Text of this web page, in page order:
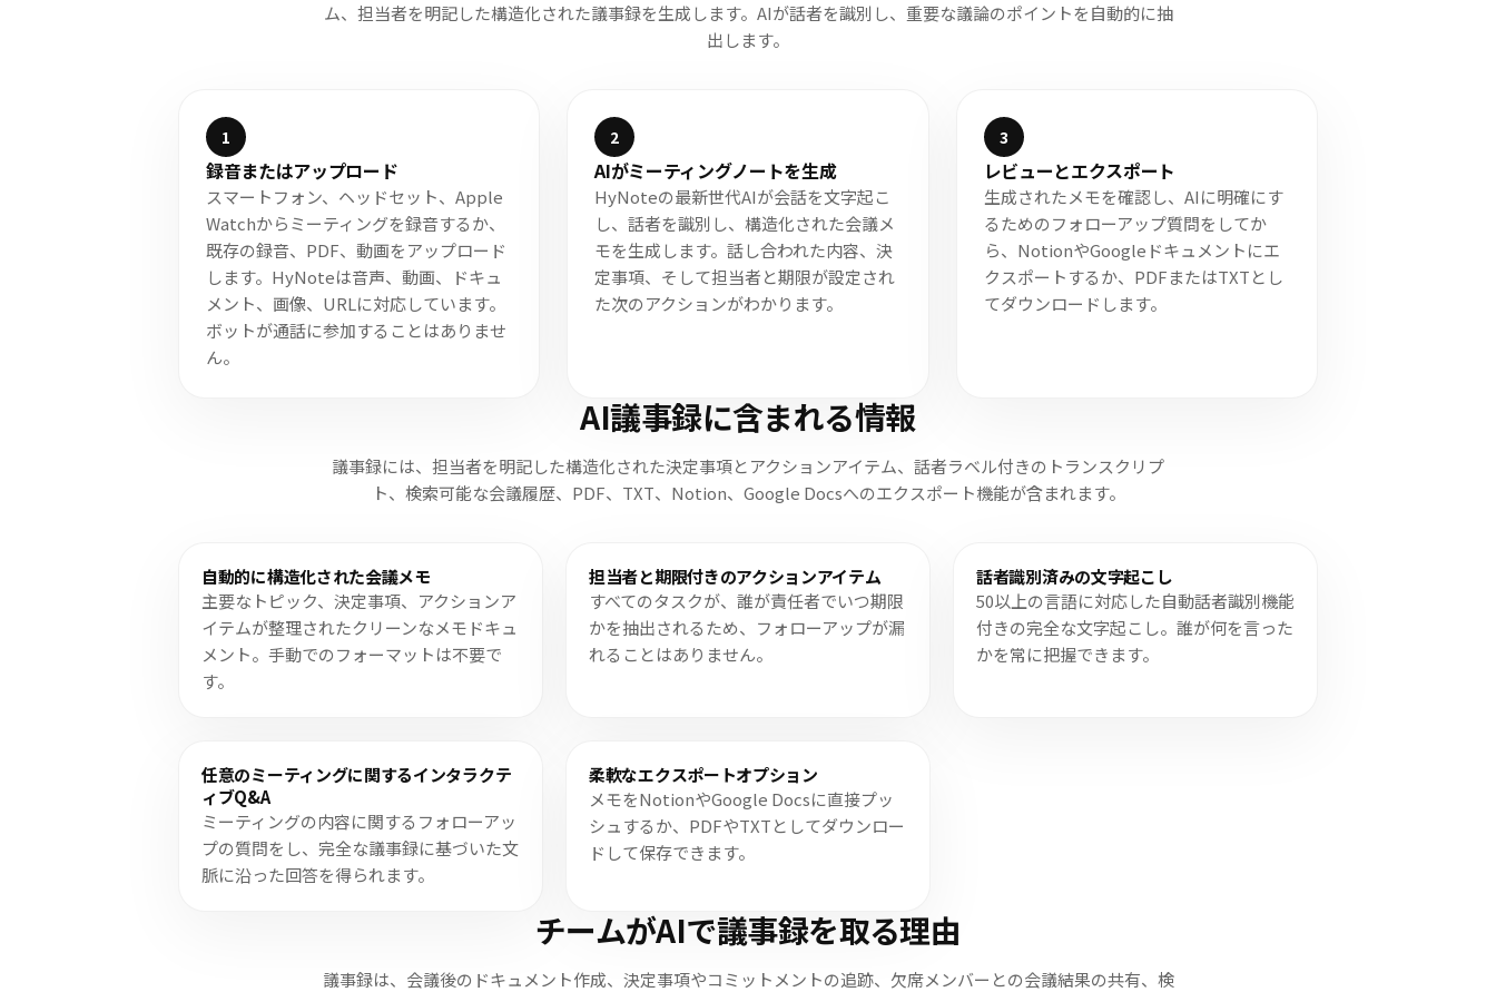
ム、担当者を明記した構造化された議事録を生成します。AIが話者を識別し、重要な議論のポイントを自動的に抽
出します。
1
録音またはアップロード
スマートフォン、ヘッドセット、Apple
Watchからミーティングを録音するか、
既存の録音、PDF、動画をアップロード
します。HyNoteは音声、動画、ドキュ
メント、画像、URLに対応しています。
ボットが通話に参加することはありませ
ん。
2
AIがミーティングノートを生成
HyNoteの最新世代AIが会話を文字起こ
し、話者を識別し、構造化された会議メ
モを生成します。話し合われた内容、決
定事項、そして担当者と期限が設定され
た次のアクションがわかります。
3
レビューとエクスポート
生成されたメモを確認し、AIに明確にす
るためのフォローアップ質問をしてか
ら、NotionやGoogleドキュメントにエ
クスポートするか、PDFまたはTXTとし
てダウンロードします。
AI議事録に含まれる情報
議事録には、担当者を明記した構造化された決定事項とアクションアイテム、話者ラベル付きのトランスクリプ
ト、検索可能な会議履歴、PDF、TXT、Notion、Google Docsへのエクスポート機能が含まれます。
自動的に構造化された会議メモ
主要なトピック、決定事項、アクションア
イテムが整理されたクリーンなメモドキュ
メント。手動でのフォーマットは不要で
す。
担当者と期限付きのアクションアイテム
すべてのタスクが、誰が責任者でいつ期限
かを抽出されるため、フォローアップが漏
れることはありません。
話者識別済みの文字起こし
50以上の言語に対応した自動話者識別機能
付きの完全な文字起こし。誰が何を言った
かを常に把握できます。
任意のミーティングに関するインタラクテ
ィブQ&A
ミーティングの内容に関するフォローアッ
プの質問をし、完全な議事録に基づいた文
脈に沿った回答を得られます。
柔軟なエクスポートオプション
メモをNotionやGoogle Docsに直接プッ
シュするか、PDFやTXTとしてダウンロー
ドして保存できます。
チームがAIで議事録を取る理由
議事録は、会議後のドキュメント作成、決定事項やコミットメントの追跡、欠席メンバーとの会議結果の共有、検